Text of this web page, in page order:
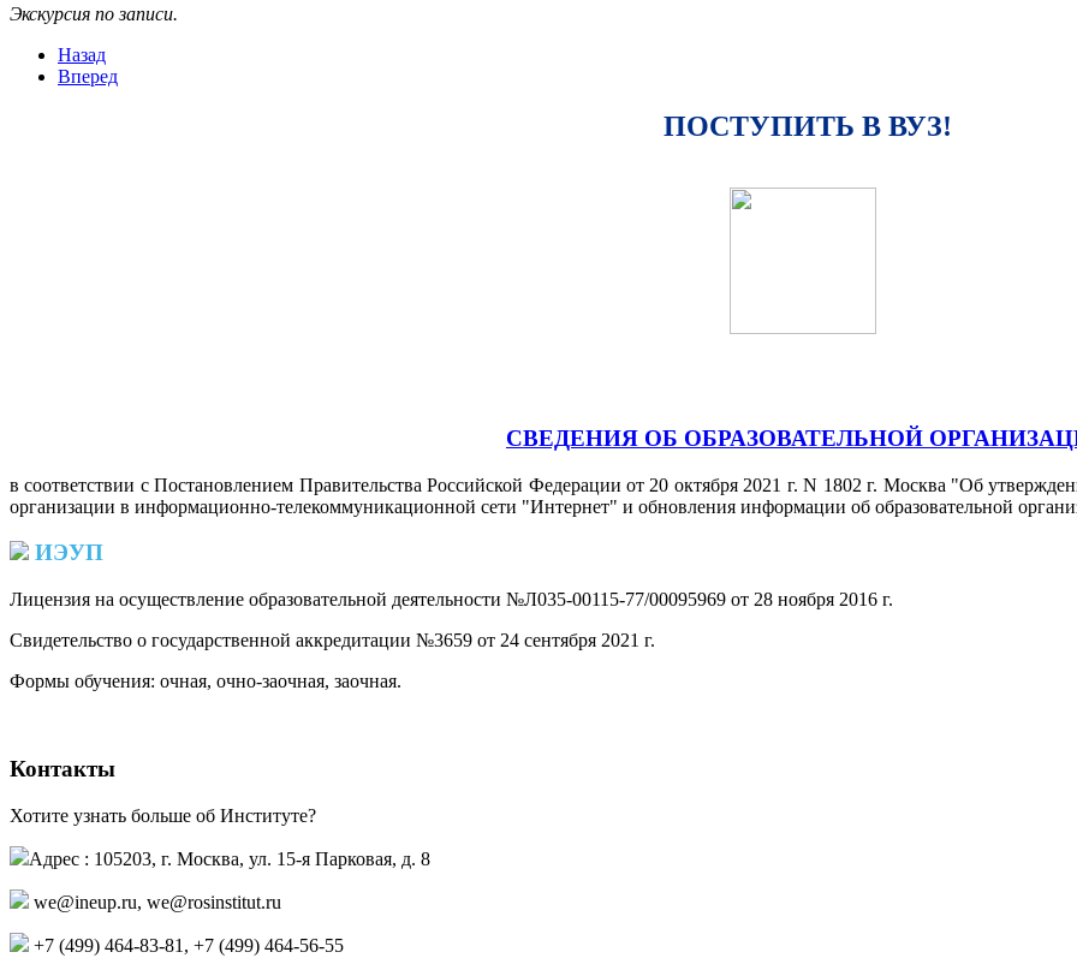
Экскурсия по записи.
Назад
Вперед
ПОСТУПИТЬ В ВУЗ!
СВЕДЕНИЯ ОБ ОБРАЗОВАТЕЛЬНОЙ
в соответствии с Постановлением Правительства Российской Федерации от 20 октября 2021 г. N 1802 г. Москва "Об
организации в информационно-телекоммуникационной сети "Интернет" и обновления информации об образовательной
ИЭУП
Лицензия на осуществление образовательной деятельности №Л035-00115-77/00095969 от 28 ноября 2016 г.
Свидетельство о государственной аккредитации №3659 от 24 сентября 2021 г.
Формы обучения: очная, очно-заочная, заочная.
Контакты
Хотите узнать больше об Институте?
Адрес : 105203, г. Москва, ул. 15-я Парковая, д. 8
we@ineup.ru, we@rosinstitut.ru
+7 (499) 464-83-81, +7 (499) 464-56-55